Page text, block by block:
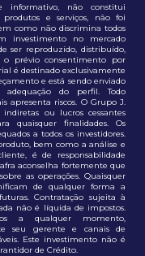
informativo, não constitui
e serviços, não foi
como não discrimina todos
investimento no mercado
ser reproduzido, distribuído,
o prévio consentimento por
é destinado exclusivamente
e está sendo enviado
do perfil. Todo
apresenta riscos. O Grupo J.
ou lucros cessantes
quaisquer finalidades. Os
a todos os investidores.
bem como a análise e
é de responsabilidade
aconselha fortemente que
as operações. Quaisquer
de qualquer forma a
Contratação sujeita à
não é líquida de impostos.
a qualquer momento,
seu gerente e canais de
Este investimento não é
de Crédito.